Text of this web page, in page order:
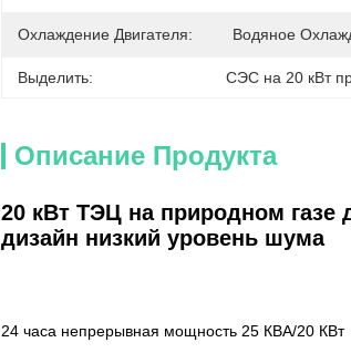
Охлаждение Двигателя: Водяное
Выделить: СЭС на 20 кВт
Описание Продукта
20 кВт ТЭЦ на природном газе
дизайн низкий уровень шума
24 часа непрерывная мощность 25 КВА/20 КВт